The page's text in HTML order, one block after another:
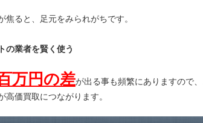
ると、足元をみられがちです。
の業者を賢く使う
万円の差が出る事も頻繁にありますので
価買取につながります。